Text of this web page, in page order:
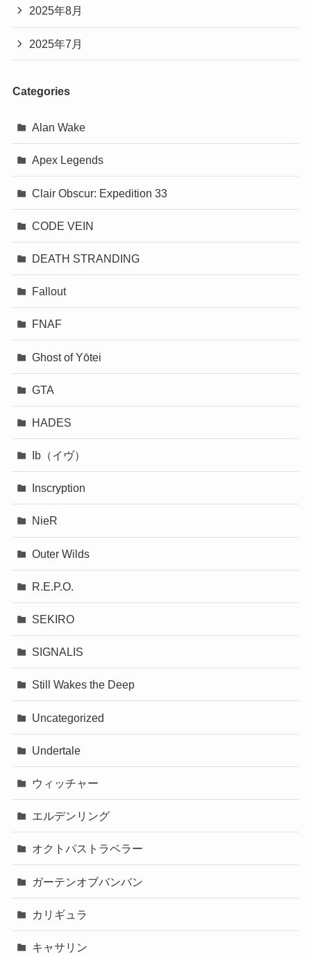
2025年8月
2025年7月
Categories
Alan Wake
Apex Legends
Clair Obscur: Expedition 33
CODE VEIN
DEATH STRANDING
Fallout
FNAF
Ghost of Yōtei
GTA
HADES
Ib（イヴ）
Inscryption
NieR
Outer Wilds
R.E.P.O.
SEKIRO
SIGNALIS
Still Wakes the Deep
Uncategorized
Undertale
ウィッチャー
エルデンリング
オクトパストラベラー
ガーテンオブバンバン
カリギュラ
キャサリン